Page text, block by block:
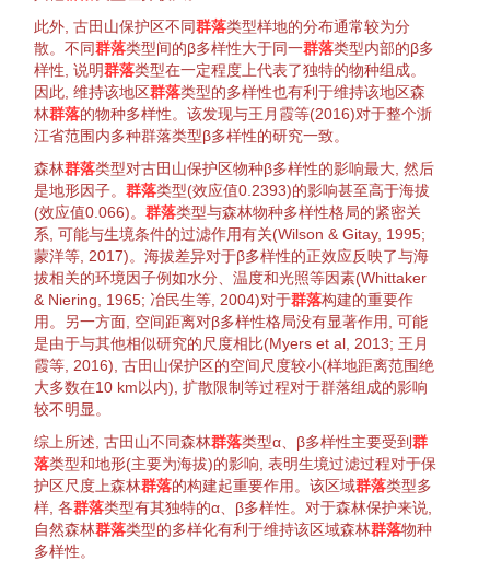
此外, 古田山保护区不同群落类型样地的分布通常较为分
散。不同群落类型间的β多样性大于同一群落类型内部的β多
样性 , 说明群落类型在一定程度上代表了独特的物种组成。
因此, 维持该地区群落类型的多样性也有利于维持该地区森
林群落的物种多样性。该发现与王月霞等(2016)对于整个浙
江省范围内多种群落类型β多样性的研究一致。
森林群落类型对古田山保护区物种β多样性的影响最大, 然后
是地形因子。 群落类型(效应值0.2393)的影响甚至高于海拔
(效应值0.066)。 群落类型与森林物种多样性格局的紧密关
系, 可能与生境条件的过滤作用有关(Wilson & Gitay, 1995;
蒙洋等, 2017)。海拔差异对于β多样性的正效应反映了与海
拔相关的环境因子例如水分、温度和光照等因素(Whittaker
& Niering, 1965; 冶民生等, 2004)对于群落构建的重要作
用。另一方面, 空间距离对β多样性格局没有显著作用, 可能
是由于与其他相似研究的尺度相比(Myers et al, 2013; 王月
霞等, 2016), 古田山保护区的空间尺度较小(样地距离范围绝
大多数在10 km以内), 扩散限制等过程对于群落组成的影响
较不明显。
综上所述, 古田山不同森林群落类型α、 β多样性主要受到群
落类型和地形(主要为海拔)的影响, 表明生境过滤过程对于保
护区尺度 上森林群落的构建起重要作用。该区域群落类型多
样, 各群落类型有其独特的α、 β多样性。对于森林保护来说,
自然森林群落类型的多样化有利于维持该区域森林群落物种
多样性。